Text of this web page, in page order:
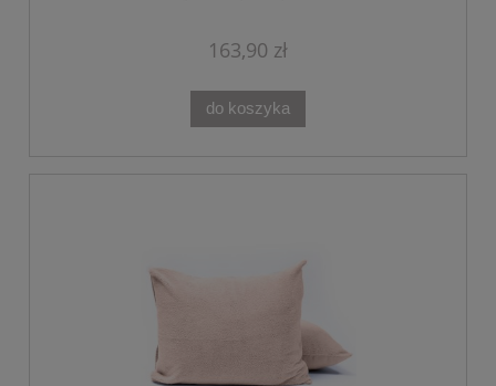
163,90 zł
do koszyka